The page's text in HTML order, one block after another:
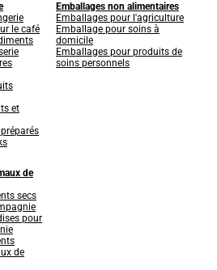
le café
et
Emballages non alimentaires
Emballages pour l'agriculture
Emballage pour soins à
domicile
Emballages pour produits de
soins personnels
de
secs
pour
de